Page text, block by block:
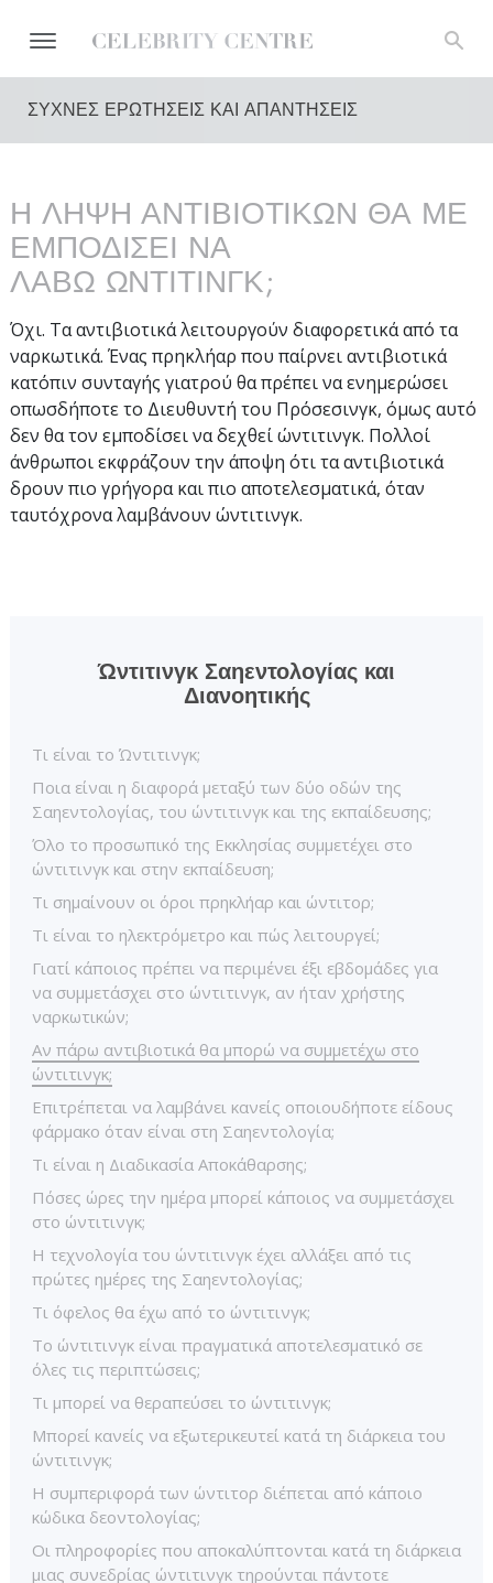
ΣΥΧΝΕΣ ΕΡΩΤΗΣΕΙΣ ΚΑΙ ΑΠΑΝΤΗΣΕΙΣ
Η ΛΗΨΗ ΑΝΤΙΒΙΟΤΙΚΩΝ ΘΑ ΜΕ
ΕΜΠΟΔΙΣΕΙ ΝΑ
ΛΑΒΩ ΩΝΤΙΤΙΝΓΚ;
Όχι. Τα αντιβιοτικά λειτουργούν διαφορετικά από τα
ναρκωτικά. Ένας πρηκλήαρ που παίρνει αντιβιοτικά
κατόπιν συνταγής γιατρού θα πρέπει να ενημερώσει
οπωσδήποτε το Διευθυντή του Πρόσεσινγκ, όμως αυτό
δεν θα τον εμποδίσει να δεχθεί ώντιτινγκ. Πολλοί
άνθρωποι εκφράζουν την άποψη ότι τα αντιβιοτικά
δρουν πιο γρήγορα και πιο αποτελεσματικά, όταν
ταυτόχρονα λαμβάνουν ώντιτινγκ.
Ώντιτινγκ Σαηεντολογίας και
Διανοητικής
Τι είναι το Ώντιτινγκ;
Ποια είναι η διαφορά μεταξύ των δύο οδών της
Σαηεντολογίας, του ώντιτινγκ και της εκπαίδευσης;
Όλο το προσωπικό της Εκκλησίας συμμετέχει στο
ώντιτινγκ και στην εκπαίδευση;
Τι σημαίνουν οι όροι πρηκλήαρ και ώντιτορ;
Τι είναι το ηλεκτρόμετρο και πώς λειτουργεί;
Γιατί κάποιος πρέπει να περιμένει έξι εβδομάδες για
να συμμετάσχει στο ώντιτινγκ, αν ήταν χρήστης
ναρκωτικών;
Αν πάρω αντιβιοτικά θα μπορώ να συμμετέχω στο
ώντιτινγκ;
Επιτρέπεται να λαμβάνει κανείς οποιουδήποτε είδους
φάρμακο όταν είναι στη Σαηεντολογία;
Τι είναι η Διαδικασία Αποκάθαρσης;
Πόσες ώρες την ημέρα μπορεί κάποιος να συμμετάσχει
στο ώντιτινγκ;
Η τεχνολογία του ώντιτινγκ έχει αλλάξει από τις
πρώτες ημέρες της Σαηεντολογίας;
Τι όφελος θα έχω από το ώντιτινγκ;
Το ώντιτινγκ είναι πραγματικά αποτελεσματικό σε
όλες τις περιπτώσεις;
Τι μπορεί να θεραπεύσει το ώντιτινγκ;
Μπορεί κανείς να εξωτερικευτεί κατά τη διάρκεια του
ώντιτινγκ;
Η συμπεριφορά των ώντιτορ διέπεται από κάποιο
κώδικα δεοντολογίας;
Οι πληροφορίες που αποκαλύπτονται κατά τη διάρκεια
μιας συνεδρίας ώντιτινγκ τηρούνται πάντοτε